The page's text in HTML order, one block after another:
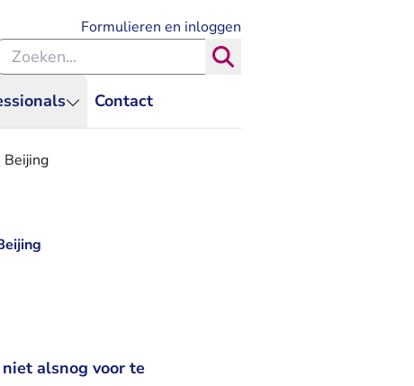
Contact
Formulieren en inloggen
binnen de Rechtspraak
Beijing
alsnog voor te